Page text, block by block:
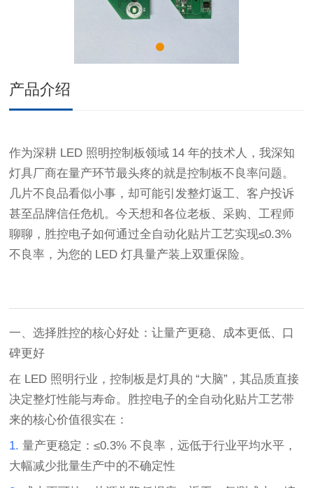
产品介绍
作为深耕 LED 照明控制板领域 14年的技术人，我深知
灯具厂商在量产环节最头疼的就是控制板不良率问题。
几片不良品看似小事，却可能引发整灯返工、客户投诉
甚至品牌信任危机。今天想和各位老板、采购、工程师
聊聊，胜控电子如何通过全自动化贴片工艺实现≤0.3%
不良率，为您的 LED灯具量产装上双重保险。
一、选择胜控的核心好处：让量产更稳、成本更低、口
碑更好
在 LED 照明行业，控制板是灯具的“大脑” ，其品质直接
决定整灯性能与寿命。胜控电子的全自动化贴片工艺带
来的核心价值很实在：
1.量产更稳定 ：≤0.3%不良率，远低于行业平均水平，
大幅减少批量生产中的不确定性